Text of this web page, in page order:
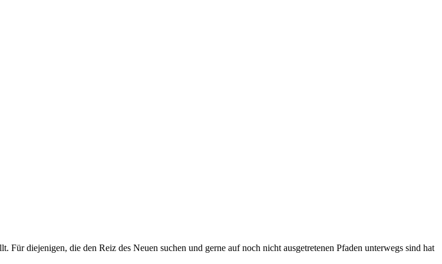
diejenigen, die den Reiz des Neuen suchen und gerne auf noch nicht ausgetretenen Pfaden unterwegs sind hat